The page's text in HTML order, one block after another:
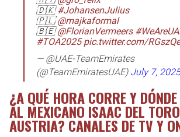
🇩🇰#JohansenJulius
🇵🇱@majkaformal
🇧🇪@FlorianVermeers
#TOA2025 pic.twitter.com/
— @UAE-TeamEmirates
(@TeamEmiratesUAE) July 7, 2025
¿A QUÉ HORA CORRE Y
AL MEXICANO ISAAC DEL
AUSTRIA? CANALES DE TV Y